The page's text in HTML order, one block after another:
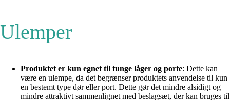
Ulemper
Produktet er kun egnet til tunge låger og porte: Dette kan
være en ulempe, da det begrænser produktets anvendelse til kun
en bestemt type dør eller port. Dette gør det mindre alsidigt og
mindre attraktivt sammenlignet med beslagsæt, der kan bruges til